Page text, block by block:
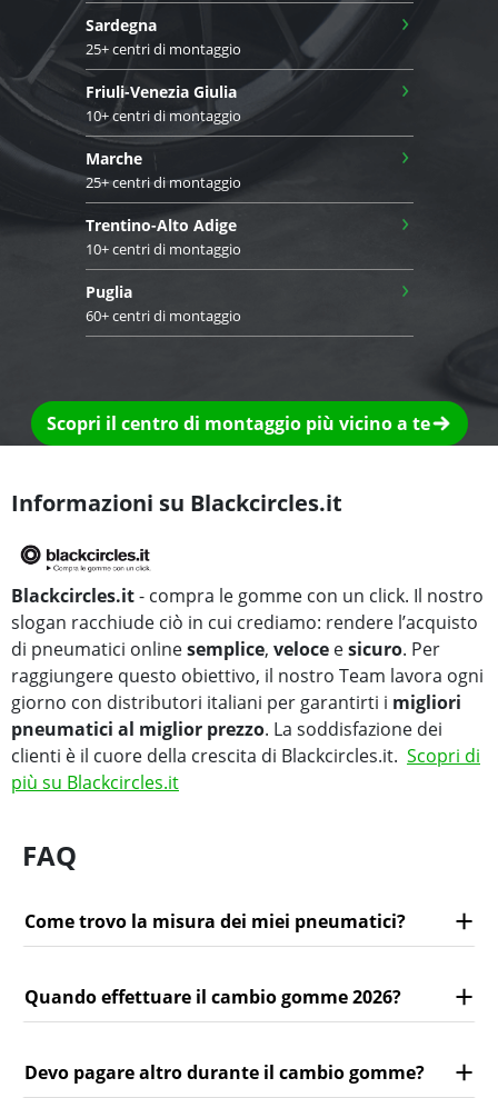
Sardegna
25+ centri di montaggio
›
Friuli-Venezia Giulia
10+ centri di montaggio
›
Marche
25+ centri di montaggio
›
Trentino-Alto Adige
10+ centri di montaggio
›
Puglia
60+ centri di montaggio
›
Scopri il centro di montaggio più vicino a te
Informazioni su Blackcircles.it
Blackcircles.it- compra le gomme con un click. Il nostro
slogan racchiude ciò in cui crediamo: rendere l’acquisto
di pneumatici onlinesemplice, veloce esicuro. Per
raggiungere questo obiettivo, il nostro Team lavora ogni
giorno con distributori italiani per garantirti i migliori
pneumatici al miglior prezzo. La soddisfazione dei
clienti è il cuore della crescita di Blackcircles.it. Scopri di
più su Blackcircles.it
FAQ
Come trovo la misura dei miei pneumatici?
Quando effettuare il cambio gomme 2026?
Devo pagare altro durante il cambio gomme?